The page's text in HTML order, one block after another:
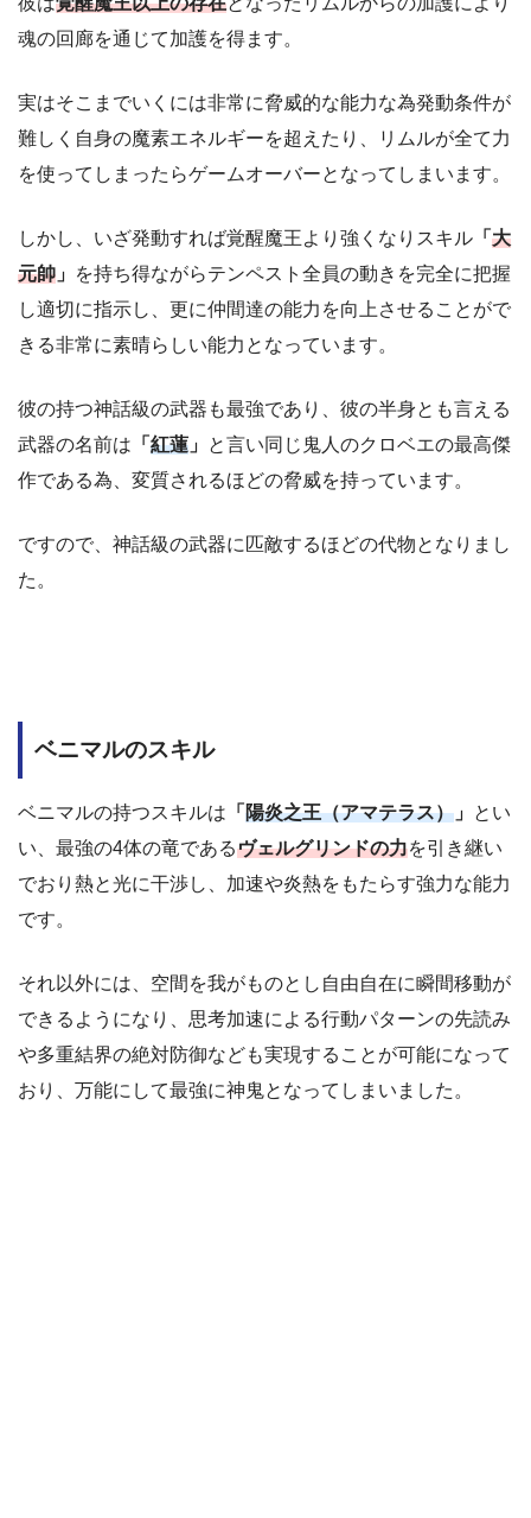
魂の回廊を通じて加護を得ます。
実はそこまでいくには非常に脅威的な能力な為発動条件が
難しく自身の魔素エネルギーを超えたり、リムルが全て力
を使ってしまったらゲームオーバーとなってしまいます。
しかし、いざ発動すれば覚醒魔王より強くなりスキル 「 大
元帥 」 を持ち得ながらテンペスト全員の動きを完全に把握
し適切に指示し、更に仲間達の能力を向上させることがで
きる非常に素晴らしい能力となっています。
彼の持つ神話級の武器も最強であり、彼の半身とも言える
武器の名前は 「 紅蓮 」 と言い同じ鬼人のクロベエの最高傑
作である為、変質されるほどの脅威を持っています。
ですので、神話級の武器に匹敵するほどの代物となりまし
た。
ベニマルのスキル
ベニマルの持つスキルは 「 陽炎之王（アマテラス） 」 とい
い、最強の4体の竜であるヴェルグリンドの力を引き継い
でおり熱と光に干渉し、加速や炎熱をもたらす強力な能力
です。
それ以外には、空間を我がものとし自由自在に瞬間移動が
できるようになり、思考加速による行動パターンの先読み
や多重結界の絶対防御なども実現することが可能になって
おり、万能にして最強に神鬼となってしまいました。